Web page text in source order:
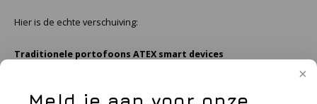
Hier is de echte verschuiving:
Traditionele portofoons ATEX smart devices